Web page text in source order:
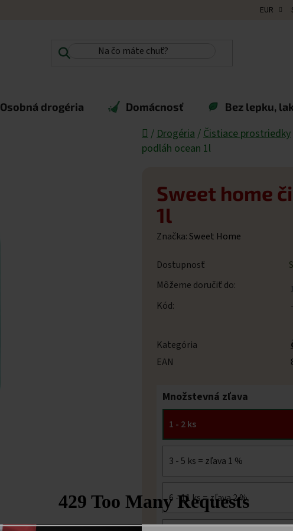
EUR
Osobná drogéria Domácnosť Bez lepku,
Domov
/ Drogéria / Čistiace prostriedky
podláh ocean 1l
Sweet home
1l
Značka:Sweet Home
Dostupnosť
Môžeme doručiť do:
Kód:
Kategória
EAN
Množstevná zľava
1 - 2 ks
3 - 5 ks = zľava 1 %
6 - 11 ks = zľava 2 %